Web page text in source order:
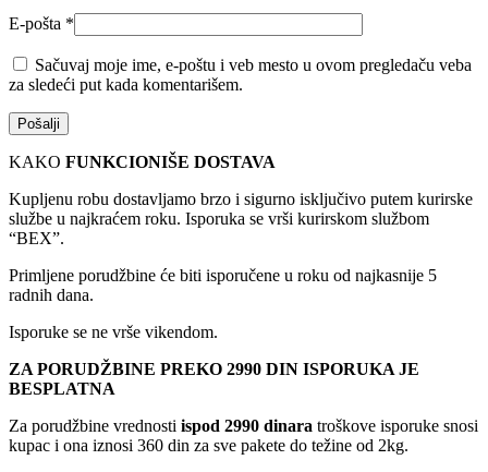
E-pošta *
Sačuvaj moje ime, e-poštu i veb mesto u ovom pregledaču veba
za sledeći put kada komentarišem.
KAKO FUNKCIONIŠE DOSTAVA
Kupljenu robu dostavljamo brzo i sigurno isključivo putem kurirske
službe u najkraćem roku. Isporuka se vrši kurirskom službom
“BEX”.
Primljene porudžbine će biti isporučene u roku od najkasnije 5
radnih dana.
Isporuke se ne vrše vikendom.
ZA PORUDŽBINE PREKO 2990 DIN ISPORUKA JE
BESPLATNA
Za porudžbine vrednosti ispod 2990 dinara troškove isporuke snosi
kupac i ona iznosi 360 din za sve pakete do težine od 2kg.